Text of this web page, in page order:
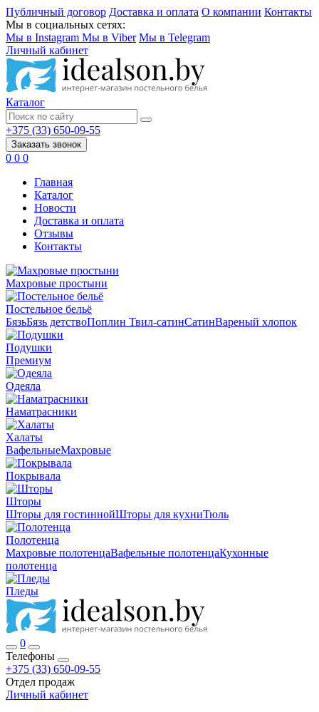
Публичный договор Доставка и оплата О компании Контакты
Мы в социальных сетях:
Мы в Instagram Мы в Viber Мы в Telegram
Личный кабинет
Каталог
+375 (33) 650-09-55
Заказать звонок
0 0 0
Главная
Каталог
Новости
Доставка и оплата
Отзывы
Контакты
Махровые простыни
Постельное бельё
БязьБязь детствоПоплин Твил-сатинСатинВареный хлопок
Подушки
Премиум
Одеяла
Наматрасники
Халаты
ВафельныеМахровые
Покрывала
Шторы
Шторы для гостиннойШторы для кухниТюль
Полотенца
Махровые полотенцаВафельные полотенцаКухонные
полотенца
Пледы
0
Телефоны
+375 (33) 650-09-55
Отдел продаж
Личный кабинет